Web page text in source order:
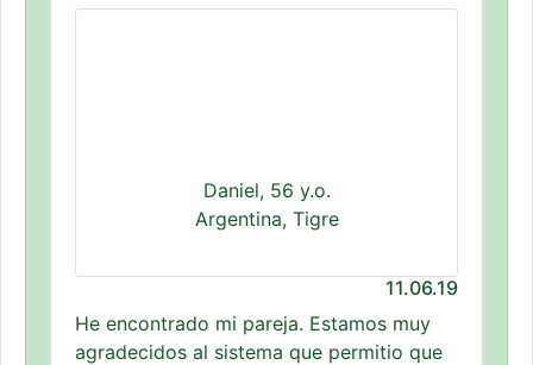
Daniel, 56 y.o.
Argentina, Tigre
11.06.19
He encontrado mi pareja. Estamos muy
agradecidos al sistema que permitio que